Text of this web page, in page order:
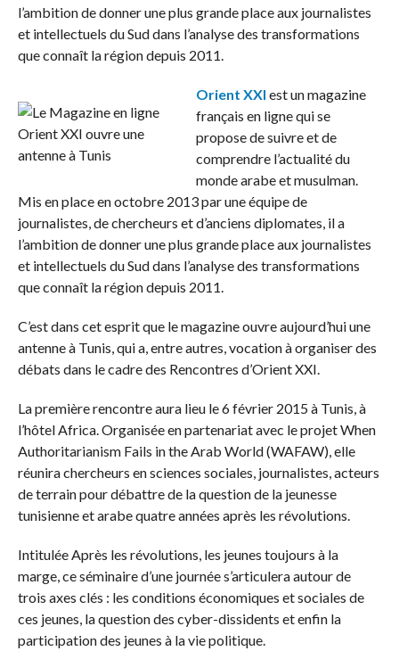
l’ambition de donner une plus grande place aux journalistes
et intellectuels du Sud dans l’analyse des transformations
que connaît la région depuis 2011.
Orient XXI est un magazine
français en ligne qui se
propose de suivre et de
comprendre l’actualité du
monde arabe et musulman.
Mis en place en octobre 2013 par une équipe de
journalistes, de chercheurs et d’anciens diplomates, il a
l’ambition de donner une plus grande place aux journalistes
et intellectuels du Sud dans l’analyse des transformations
que connaît la région depuis 2011.
C’est dans cet esprit que le magazine ouvre aujourd’hui une
antenne à Tunis, qui a, entre autres, vocation à organiser des
débats dans le cadre des Rencontres d’Orient XXI.
La première rencontre aura lieu le 6 février 2015 à Tunis, à
l’hôtel Africa. Organisée en partenariat avec le projet When
Authoritarianism Fails in the Arab World (WAFAW), elle
réunira chercheurs en sciences sociales, journalistes, acteurs
de terrain pour débattre de la question de la jeunesse
tunisienne et arabe quatre années après les révolutions.
Intitulée Après les révolutions, les jeunes toujours à la
marge, ce séminaire d’une journée s’articulera autour de
trois axes clés : les conditions économiques et sociales de
ces jeunes, la question des cyber-dissidents et enfin la
participation des jeunes à la vie politique.